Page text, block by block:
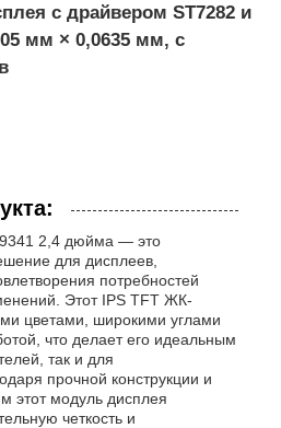
с драйвером ST7282 и
мм × 0,0635 мм, с
2,4 дюйма — это
для дисплеев,
потребностей
Этот IPS TFT ЖК-
цветами, широкими углами
что делает его идеальным
так и для
прочной конструкции и
этот модуль дисплея
четкость и